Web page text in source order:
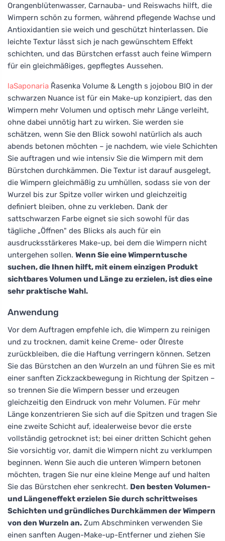
Orangenblütenwasser, Carnauba- und Reiswachs hilft, die
Wimpern schön zu formen, während pflegende Wachse und
Antioxidantien sie weich und geschützt hinterlassen. Die
leichte Textur lässt sich je nach gewünschtem Effekt
schichten, und das Bürstchen erfasst auch feine Wimpern
für ein gleichmäßiges, gepflegtes Aussehen.
laSaponaria Řasenka Volume & Length s jojobou BIO in der
schwarzen Nuance ist für ein Make-up konzipiert, das den
Wimpern mehr Volumen und optisch mehr Länge verleiht,
ohne dabei unnötig hart zu wirken. Sie werden sie
schätzen, wenn Sie den Blick sowohl natürlich als auch
abends betonen möchten – je nachdem, wie viele Schichten
Sie auftragen und wie intensiv Sie die Wimpern mit dem
Bürstchen durchkämmen. Die Textur ist darauf ausgelegt,
die Wimpern gleichmäßig zu umhüllen, sodass sie von der
Wurzel bis zur Spitze voller wirken und gleichzeitig
definiert bleiben, ohne zu verkleben. Dank der
sattschwarzen Farbe eignet sie sich sowohl für das
tägliche „Öffnen" des Blicks als auch für ein
ausdrucksstärkeres Make-up, bei dem die Wimpern nicht
untergehen sollen. Wenn Sie eine Wimperntusche
suchen, die Ihnen hilft, mit einem einzigen Produkt
sichtbares Volumen und Länge zu erzielen, ist dies eine
sehr praktische Wahl.
Anwendung
Vor dem Auftragen empfehle ich, die Wimpern zu reinigen
und zu trocknen, damit keine Creme- oder Ölreste
zurückbleiben, die die Haftung verringern können. Setzen
Sie das Bürstchen an den Wurzeln an und führen Sie es mit
einer sanften Zickzackbewegung in Richtung der Spitzen –
so trennen Sie die Wimpern besser und erzeugen
gleichzeitig den Eindruck von mehr Volumen. Für mehr
Länge konzentrieren Sie sich auf die Spitzen und tragen Sie
eine zweite Schicht auf, idealerweise bevor die erste
vollständig getrocknet ist; bei einer dritten Schicht gehen
Sie vorsichtig vor, damit die Wimpern nicht zu verklumpen
beginnen. Wenn Sie auch die unteren Wimpern betonen
möchten, tragen Sie nur eine kleine Menge auf und halten
Sie das Bürstchen eher senkrecht. Den besten Volumen-
und Längeneffekt erzielen Sie durch schrittweises
Schichten und gründliches Durchkämmen der Wimpern
von den Wurzeln an. Zum Abschminken verwenden Sie
einen sanften Augen-Make-up-Entferner und ziehen Sie